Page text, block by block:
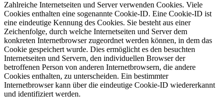
Zahlreiche Internetseiten und Server verwenden Cookies. Viele
Cookies enthalten eine sogenannte Cookie-ID. Eine Cookie-ID ist
eine eindeutige Kennung des Cookies. Sie besteht aus einer
Zeichenfolge, durch welche Internetseiten und Server dem
konkreten Internetbrowser zugeordnet werden können, in dem das
Cookie gespeichert wurde. Dies ermöglicht es den besuchten
Internetseiten und Servern, den individuellen Browser der
betroffenen Person von anderen Internetbrowsern, die andere
Cookies enthalten, zu unterscheiden. Ein bestimmter
Internetbrowser kann über die eindeutige Cookie-ID wiedererkannt
und identifiziert werden.